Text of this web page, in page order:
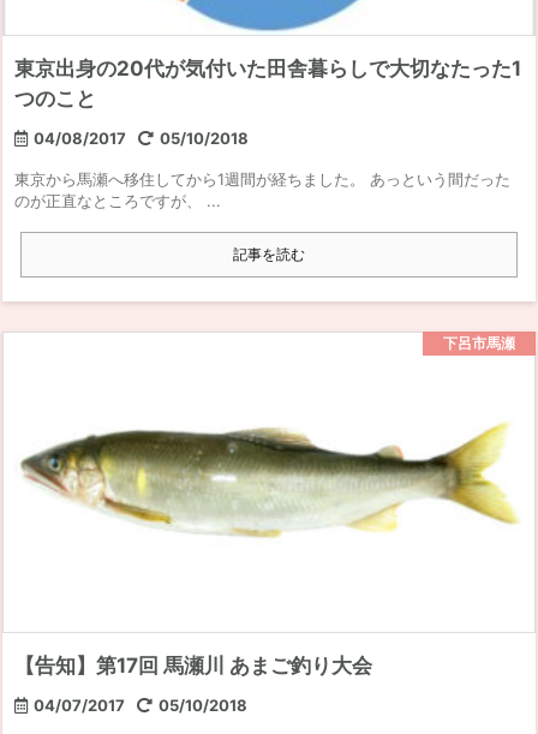
東京出身の20代が気付いた田舎暮らしで大切なたった1
つのこと
04/08/2017 05/10/2018
東京から馬瀬へ移住してから1週間が経ちました。 あっという間だった
のが正直なところですが、 ...
記事を読む
【告知】第17回 馬瀬川 あまご釣り大会
04/07/2017 05/10/2018
下呂市馬瀬